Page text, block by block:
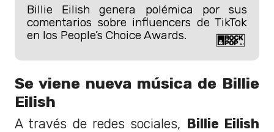
Billie Eilish genera polémica por sus
comentarios sobre influencers de TikTok
en los People’s Choice Awards.
Se viene nueva música de Billie
Eilish
A través de redes sociales, Billie Eilish